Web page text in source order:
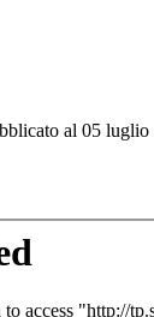
al 05 luglio